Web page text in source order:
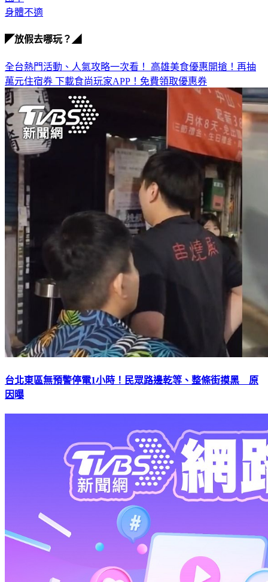
身體不適
◤放假去哪玩？◢
全台熱門活動、人氣攻略一次看！ 高雄美食優惠開搶！再抽
萬元住宿券 下載食尚玩家APP！免費領取優惠券
台北東區無預警停電1小時！民眾路邊乾等、整條街摸黑 原
因曝